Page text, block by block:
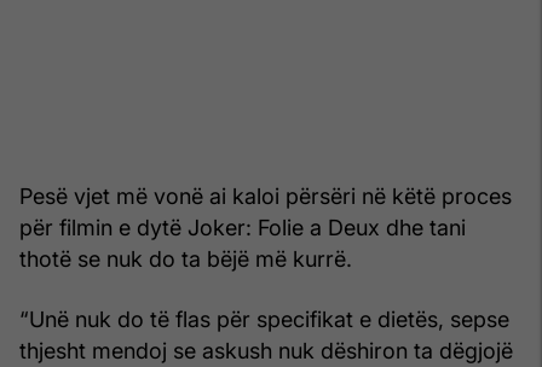
Pesë vjet më vonë ai kaloi përsëri në këtë proces
për filmin e dytë Joker: Folie a Deux dhe tani
thotë se nuk do ta bëjë më kurrë.
“Unë nuk do të flas për specifikat e dietës, sepse
thjesht mendoj se askush nuk dëshiron ta dëgjojë